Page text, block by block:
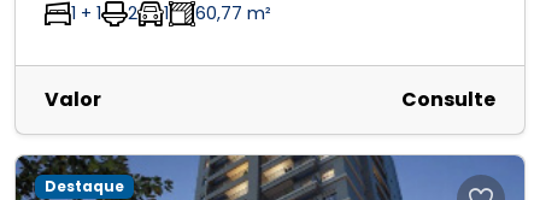
1 + 1 2 1 60,77 m²
Valor Consulte
Destaque